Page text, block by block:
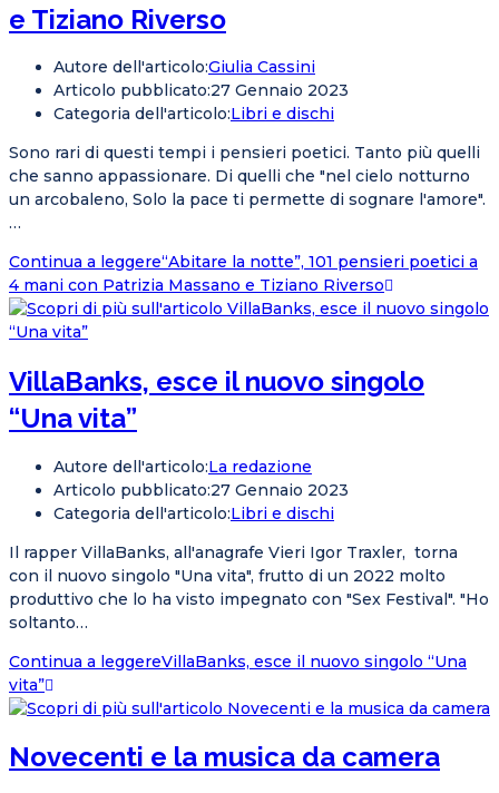
e Tiziano Riverso
Autore dell'articolo:Giulia Cassini
Articolo pubblicato:27 Gennaio 2023
Categoria dell'articolo:Libri e dischi
Sono rari di questi tempi i pensieri poetici. Tanto più quelli
che sanno appassionare. Di quelli che "nel cielo notturno
un arcobaleno, Solo la pace ti permette di sognare l'amore".
…
Continua a leggere“Abitare la notte”, 101 pensieri poetici a
4 mani con Patrizia Massano e Tiziano Riverso
VillaBanks, esce il nuovo singolo
“Una vita”
Autore dell'articolo:La redazione
Articolo pubblicato:27 Gennaio 2023
Categoria dell'articolo:Libri e dischi
Il rapper VillaBanks, all'anagrafe Vieri Igor Traxler, torna
con il nuovo singolo "Una vita", frutto di un 2022 molto
produttivo che lo ha visto impegnato con "Sex Festival". "Ho
soltanto…
Continua a leggereVillaBanks, esce il nuovo singolo “Una
vita”
Novecenti e la musica da camera